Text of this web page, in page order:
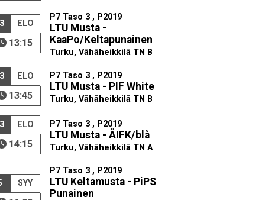
ELO
13:15
P7 Taso 3 , P2019
LTU Musta -
KaaPo/Keltapunainen
Turku, Vähäheikkilä TN B
ELO
13:45
P7 Taso 3 , P2019
LTU Musta - PIF White
Turku, Vähäheikkilä TN B
ELO
14:15
P7 Taso 3 , P2019
LTU Musta - ÅIFK/blå
Turku, Vähäheikkilä TN A
SYY
P7 Taso 3 , P2019
LTU Keltamusta - PiPS
Punainen